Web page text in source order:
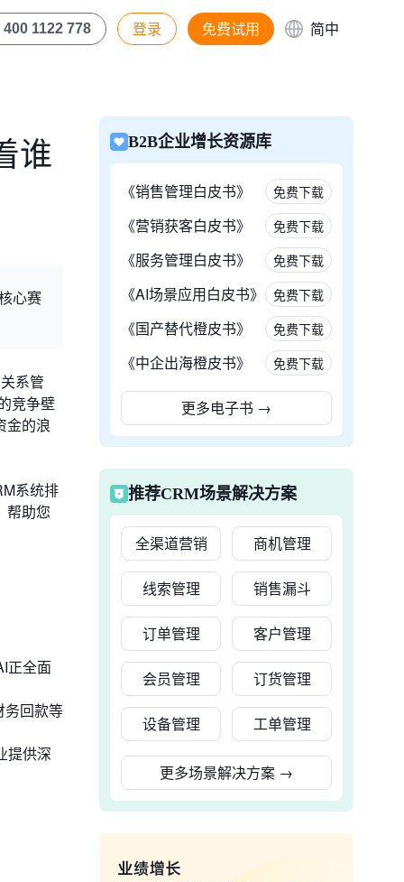
400 1122 778 登录 免费试用 简中
谁
心赛
系管
竞争壁
金的浪
系统排
帮助您
正全面
务回款等
提供深
B2B企业增长资源库
《销售管理白皮书》 免费下载
《营销获客白皮书》 免费下载
《服务管理白皮书》 免费下载
《AI场景应用白皮书》 免费下载
《国产替代橙皮书》 免费下载
《中企出海橙皮书》 免费下载
更多电子书 →
推荐CRM场景解决方案
全渠道营销 商机管理
线索管理 销售漏斗
订单管理 客户管理
会员管理 订货管理
设备管理 工单管理
更多场景解决方案 →